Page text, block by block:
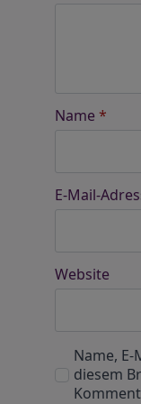
Name *
E-Mail-
Website
Name,
diesem